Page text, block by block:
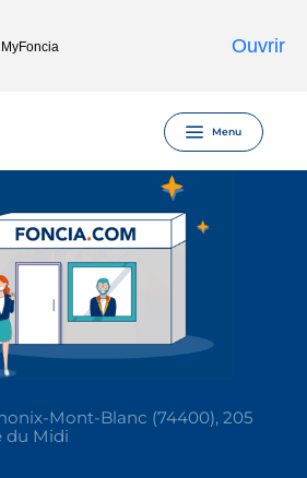
Ouvrir
Menu
Mont-Blanc (74400), 205
du Midi